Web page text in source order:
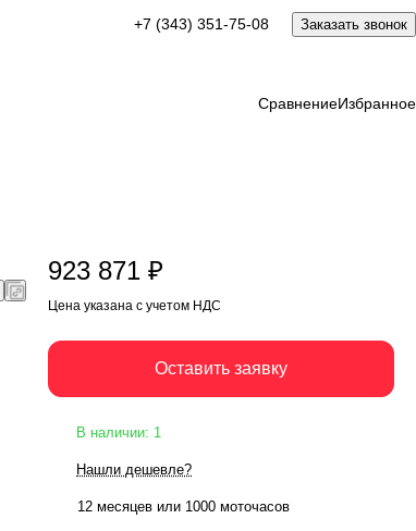
+7 (343) 351-75-08 Заказать звонок
СравнениеИзбранное
Оставить заявку
923 871 ₽
Цена указана с учетом НДС
Оставить заявку
В наличии: 1
Нашли дешевле?
12 месяцев или 1000 моточасов